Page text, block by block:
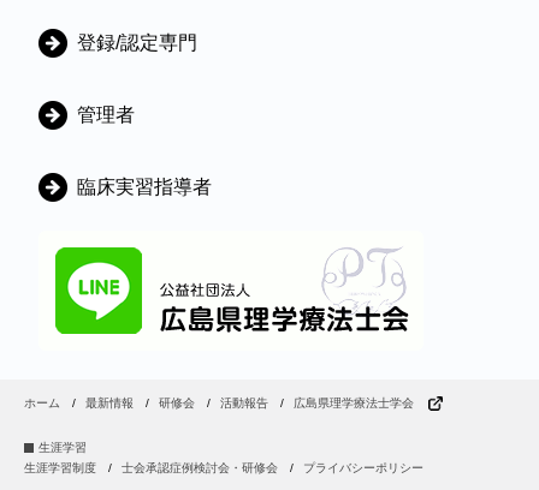
登録/認定専門
管理者
臨床実習指導者
ホーム 最新情報 研修会 活動報告 広島県理学療法士学会
生涯学習
生涯学習制度
士会承認症例検討会・研修会 プライバシーポリシー